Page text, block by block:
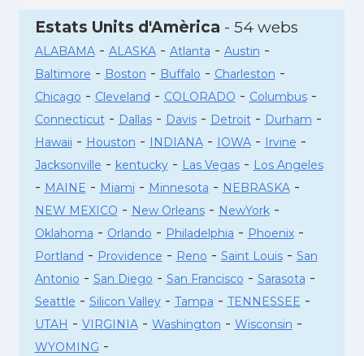
Estats Units d'Amèrica - 54 webs
ALABAMA- ALASKA- Atlanta - Austin -
Baltimore - Boston - Buffalo - Charleston -
Chicago - Cleveland - COLORADO - Columbus-
Connecticut- Dallas- Davis- Detroit- Durham -
Hawaii - Houston - INDIANA- IOWA- Irvine -
Jacksonville - kentucky- Las Vegas- Los Angeles
- MAINE - Miami - Minnesota - NEBRASKA-
NEW MEXICO - New Orleans- NewYork-
Oklahoma - Orlando - Philadelphia - Phoenix-
Portland - Providence - Reno - Saint Louis- San
Antonio - San Diego - San Francisco - Sarasota -
Seattle - Silicon Valley- Tampa - TENNESSEE -
UTAH - VIRGINIA- Washington - Wisconsin -
WYOMING -